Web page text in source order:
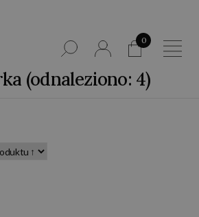
0
(odnaleziono: 4)